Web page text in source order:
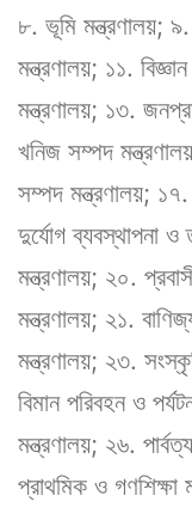
৮. ভূমি মন্ত্রণালয়;
মন্ত্রণালয়; ১১.
মন্ত্রণালয়; ১৩.
খনিজ সম্পদ
সম্পদ মন্ত্রণালয়;
দুর্যোগ ব্যবস্থাপনা
মন্ত্রণালয়; ২০.
মন্ত্রণালয়; ২১.
মন্ত্রণালয়; ২৩.
বিমান পরিবহন ও
মন্ত্রণালয়; ২৬.
প্রাথমিক ও গণশিক্ষা